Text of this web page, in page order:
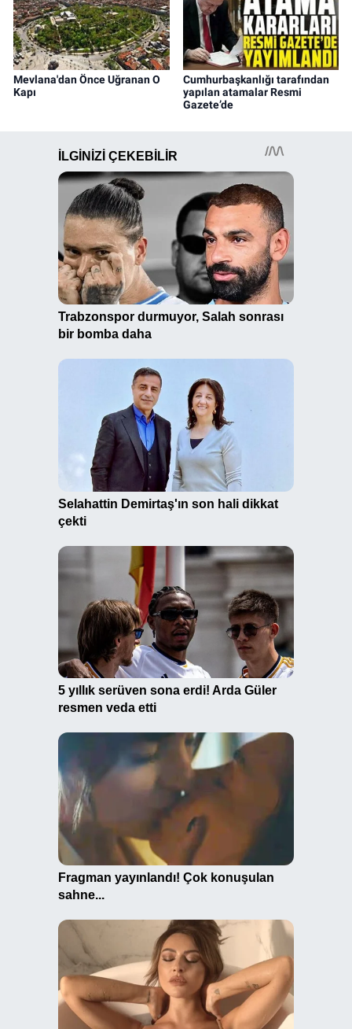
Mevlana'dan Önce Uğranan O
Kapı
Cumhurbaşkanlığı tarafından
yapılan atamalar Resmi
Gazete’de